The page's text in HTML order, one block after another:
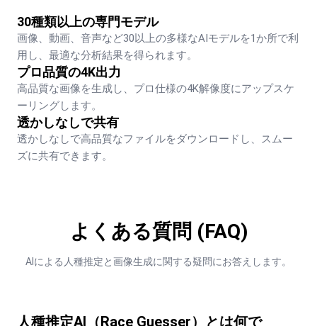
30種類以上の専門モデル
画像、動画、音声など30以上の多様なAIモデルを1か所で利
用し、最適な分析結果を得られます。
プロ品質の4K出力
高品質な画像を生成し、プロ仕様の4K解像度にアップスケ
ーリングします。
透かしなしで共有
透かしなしで高品質なファイルをダウンロードし、スムー
ズに共有できます。
よくある質問 (FAQ)
AIによる人種推定と画像生成に関する疑問にお答えします。
人種推定AI（Race Guesser）とは何で